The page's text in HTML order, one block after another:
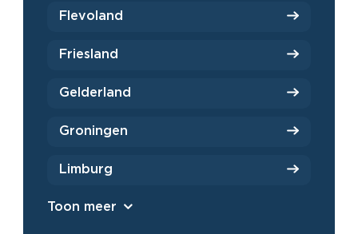
Flevoland
Friesland
Gelderland
Groningen
Limburg
Toon meer